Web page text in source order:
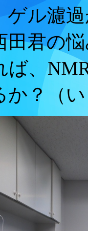
ゲル濾
田君の
ば、
か？（